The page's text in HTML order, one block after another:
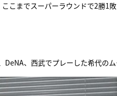
こまでスーパーラウンドで2勝1
、西武でプレーした希代のム